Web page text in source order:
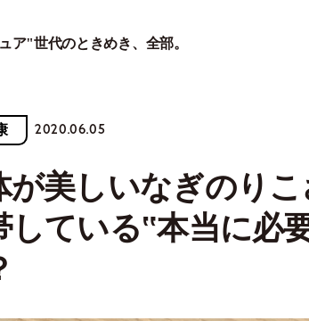
ア"世代のときめき、全部。
2020.06.05
が美しいなぎのり
している‟本当に必